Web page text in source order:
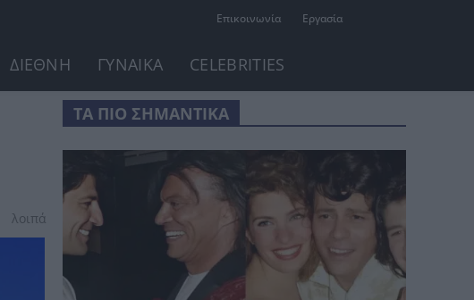
Επικοινωνία Εργασία
ΔΙΕΘΝΗ ΓΥΝΑΙΚΑ CELEBRITIES
λοιπά
ΤΑ ΠΙΟ ΣΗΜΑΝΤΙΚΑ